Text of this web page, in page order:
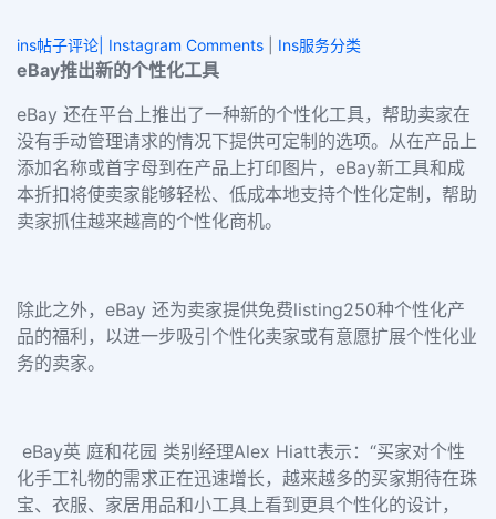
ins帖子评论| Instagram Comments Ins服务分类
eBay推出新的个性化工具
eBay 还在平台上推出了一种新的个性化工具，帮助卖家在
没有手动管理请求的情况下提供可定制的选项。从在产品上
添加名称或首字母到在产品上打印图片，eBay新工具和成
本折扣将使卖家能够轻松、低成本地支持个性化定制，帮助
卖家抓住越来越高的个性化商机。
除此之外，eBay 还为卖家提供免费listing250种个性化产
品的福利，以进一步吸引个性化卖家或有意愿扩展个性化业
务的卖家。
eBay英 庭和花园 类别经理Alex Hiatt表示：“买家对个性
化手工礼物的需求正在迅速增长，越来越多的买家期待在珠
宝、衣服、家居用品和小工具上看到更具个性化的设计，